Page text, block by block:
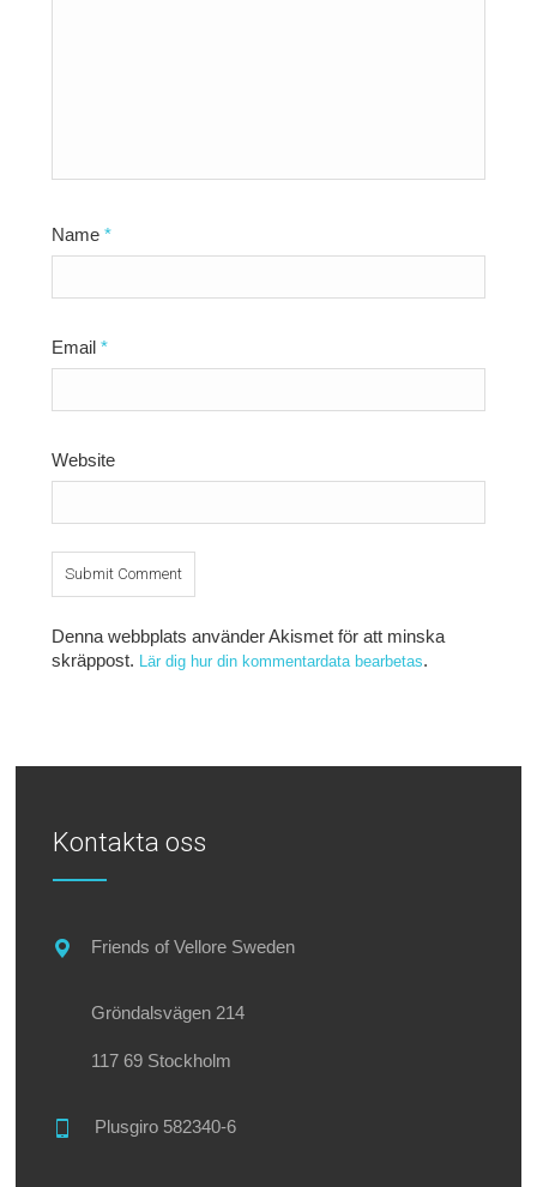
Name*
Email*
Website
Denna webbplats använder Akismet för att minska
skräppost.
Lär dig hur din kommentardata bearbetas.
Kontakta oss
Friends of Vellore Sweden
Gröndalsvägen 214
117 69 Stockholm
Plusgiro 582340-6